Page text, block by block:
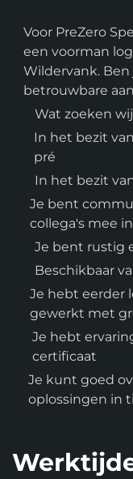
Voor PreZero
een voorman
Wildervank.
betrouwbare
Wat zoeken
In het bezit
pré
In het bezit
Je bent
collega's mee
Je bent rustig
Beschikbaar
Je hebt eerder
gewerkt met
Je hebt
certificaat
Je kunt goed
oplossingen in